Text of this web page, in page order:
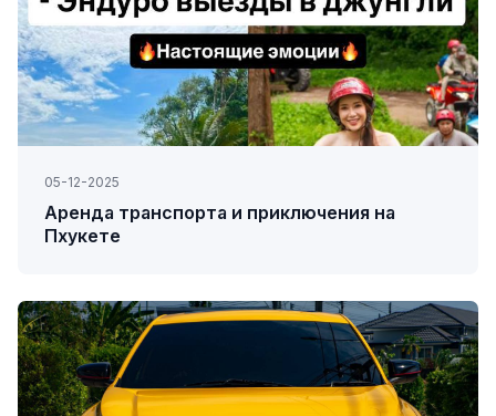
05-12-2025
Аренда транспорта и приключения на
Пхукете